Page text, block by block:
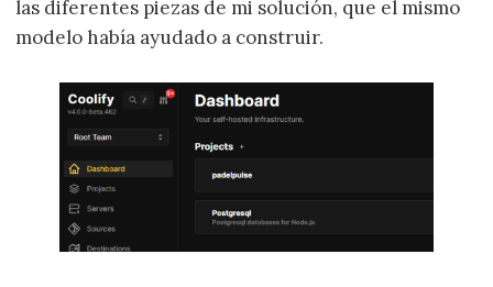
las diferentes piezas de mi solución, que el mismo
modelo había ayudado a construir.